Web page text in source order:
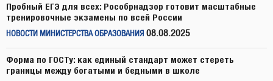
Пробный ЕГЭ для всех: Рособрнадзор готовит масштабные
тренировочные экзамены по всей России
НОВОСТИ МИНИСТЕРСТВА ОБРАЗОВАНИЯ 08.08.2025
Форма по ГОСТу: как единый стандарт может стереть
границы между богатыми и бедными в школе